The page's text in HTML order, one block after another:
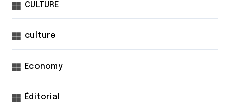
CULTURE
culture
Economy
Éditorial